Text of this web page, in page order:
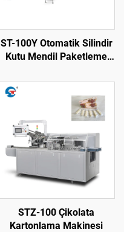
ST-100Y Otomatik Silindir
Kutu Mendil Paketleme
STZ-100 Çikolata
Kartonlama Makinesi